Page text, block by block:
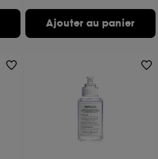
Ajouter au panier